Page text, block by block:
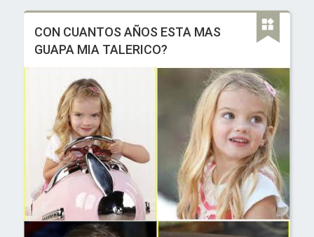
CON CUANTOS AÑOS ESTA MAS
GUAPA MIA TALERICO?